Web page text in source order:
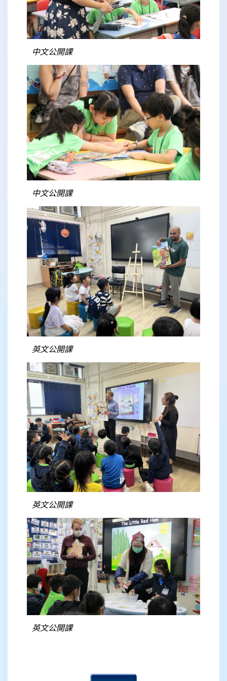
中文公開課
中文公開課
英文公開課
英文公開課
英文公開課